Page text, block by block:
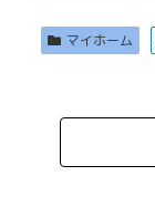
マイホーム